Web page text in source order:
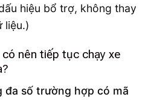
hiệu bổ trợ, không thay
liệu.)
nên tiếp tục chạy xe
đa số trường hợp có mã